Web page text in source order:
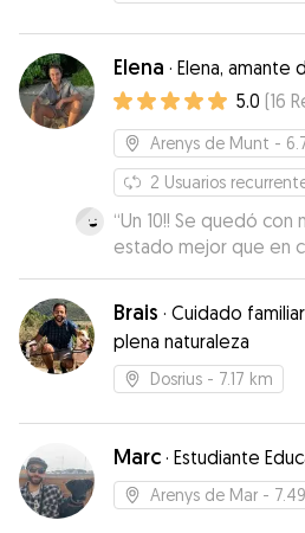
Elena · Elena, amante
5.0 (16
Arenys de Munt -
2 Usuarios
“Un 10!! Se quedó con
estado mejor que en
seguro!!”
Brais · Cuidado
plena naturaleza
Dosrius - 7.17 km
Marc · Estudiante
Arenys de Mar -